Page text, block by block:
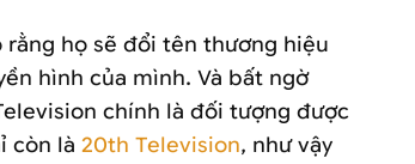
rằng họ sẽ đổi tên thương hiệu
hình của mình. Và bất ngờ
chính là đối tượng được
còn là 20th Television, như vậy